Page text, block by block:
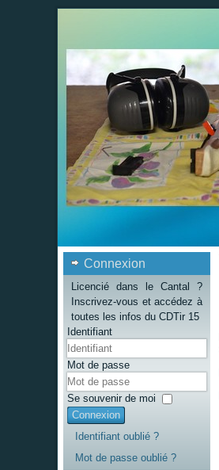
Connexion
Licencié dans le Cantal ?
Inscrivez-vous et accédez à
toutes les infos du CDTir 15
Identifiant
Mot de passe
Se souvenir de moi
Connexion
Identifiant oublié ?
Mot de passe oublié ?